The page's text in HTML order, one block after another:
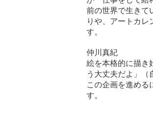
前の世界で生きて
りや、 アートカレ
す。
仲川真紀
絵を本格的に描き
う大丈夫だよ」（
この企画を進め
す。